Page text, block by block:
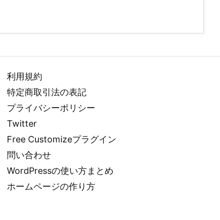
利用規約
特定商取引法の表記
プライバシーポリシー
Twitter
Free Customizeプラグイン
問い合わせ
WordPressの使い方まとめ
ホームページの作り方